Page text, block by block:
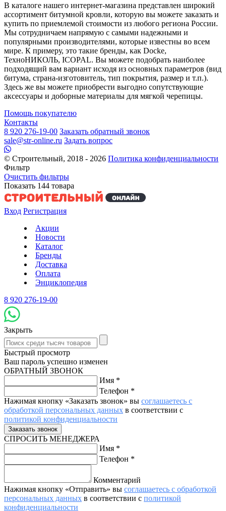
В каталоге нашего интернет-магазина представлен широкий
ассортимент битумной кровли, которую вы можете заказать и
купить по приемлемой стоимости из любого региона России.
Мы сотрудничаем напрямую с самыми надежными и
популярными производителями, которые известны во всем
мире. К примеру, это такие бренды, как Docke,
ТехноНИКОЛЬ, ICOPAL. Вы можете подобрать наиболее
подходящий вам вариант исходя из основных параметров (вид
битума, страна-изготовитель, тип покрытия, размер и т.п.).
Здесь же вы можете приобрести выгодно сопутствующие
аксессуары и доборные материалы для мягкой черепицы.
Помощь покупателю
Контакты
8 920 276-19-00 Заказать обратный звонок
sale@str-online.ru Задать вопрос
© Строительный, 2018 - 2026 Политика конфиденциальности
Фильтр
Очистить фильтры
Показать 144 товара
Вход Регистрация
Акции
Новости
Каталог
Бренды
Доставка
Оплата
Энциклопедия
8 920 276-19-00
Закрыть
Быстрый просмотр
Ваш пароль успешно изменен
ОБРАТНЫЙ ЗВОНОК
Имя *
Телефон *
Нажимая кнопку «Заказать звонок» вы соглашаетесь с
обработкой персональных данных в соответствии с
политикой конфиденциальности
СПРОСИТЬ МЕНЕДЖЕРА
Имя *
Телефон *
Комментарий
Нажимая кнопку «Отправить» вы соглашаетесь с обработкой
персональных данных в соответствии с политикой
конфиденциальности